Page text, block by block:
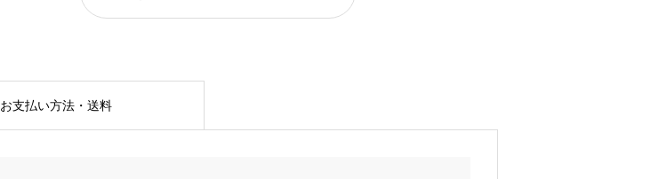
お支払い方法・送料